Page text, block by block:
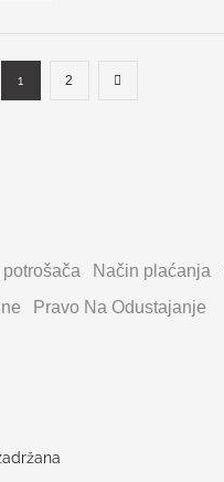
1 2
Način plaćanja
Pravo Na Odustajanje